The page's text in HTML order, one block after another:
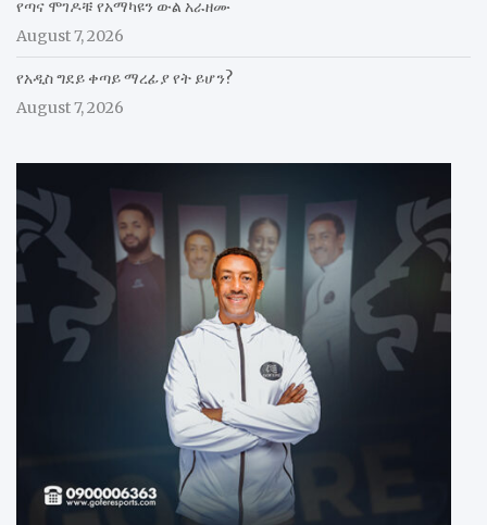
የጣና ሞገዶቹ የአማካዩን ውል አራዘሙ
August 7, 2026
የአዲስ ግደይ ቀጣይ ማረፊያ የት ይሆን?
August 7, 2026